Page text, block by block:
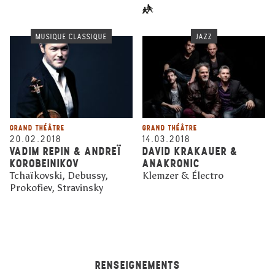
MUSIQUE CLASSIQUE
GRAND THÉÂTRE
20.02.2018
VADIM REPIN & ANDREÏ
KOROBEINIKOV
Tchaïkovski, Debussy,
Prokofiev, Stravinsky
JAZZ
GRAND THÉÂTRE
14.03.2018
DAVID KRAKAUER &
ANAKRONIC
Klemzer & Électro
RENSEIGNEMENTS